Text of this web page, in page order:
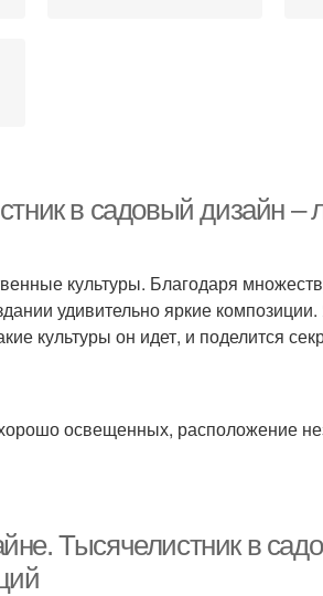
в садовый дизайн –
культуры. Благодаря
удивительно яркие
культуры он идет, и поделится
освещенных, расположение
Тысячелистник в